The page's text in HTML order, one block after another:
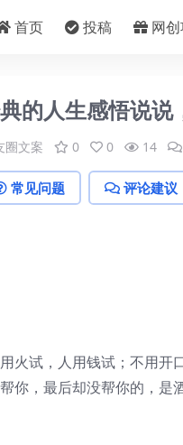
首页 投稿 网
的人生感悟说
圈文案 0 0 14
常见问题 评论建议
火试，人用钱试；不用
你，最后却没帮你的，